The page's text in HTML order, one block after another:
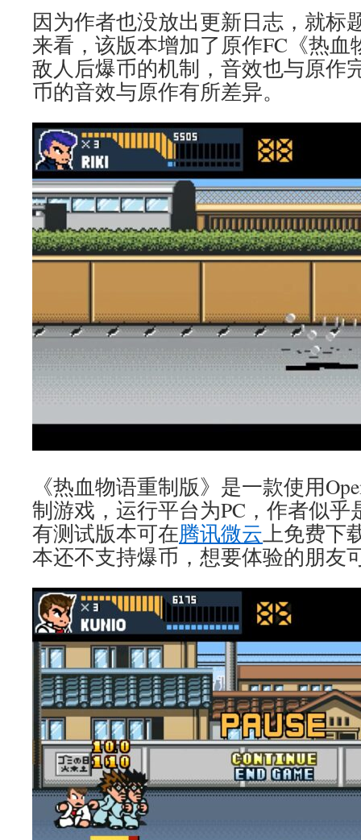
因为作者也没放出更新日志，就标
来看，该版本增加了原作FC《热
敌人后爆币的机制，音效也与原作
币的音效与原作有所差异。
《热血物语重制版》是一款使用
制游戏，运行平台为PC，作者似
有测试版本可在腾讯微云上免费下
本还不支持爆币，想要体验的朋友